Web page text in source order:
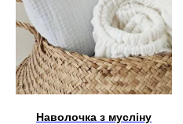
Наволочка з мусліну